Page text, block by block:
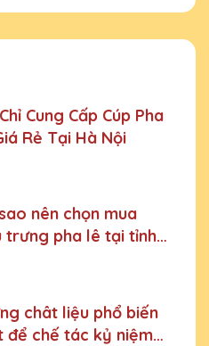
Cung Cấp Cúp Pha
Rẻ Tại Hà Nội
nên chọn mua
trưng pha lê tại tỉnh
chât liệu phổ biến
để chế tác kỷ niệm